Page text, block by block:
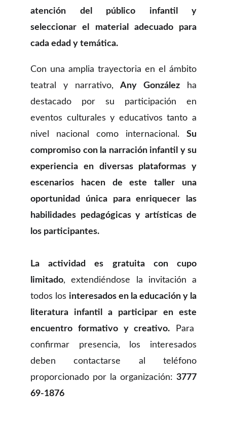
atención del público infantil y
seleccionar el material adecuado para
cada edad y temática.
Con una amplia trayectoria en el ámbito
teatral y narrativo,Any González ha
destacado por su participación en
eventos culturales y educativos tanto a
nivel nacional como internacional. Su
compromiso con la narración infantil y su
experiencia en diversas plataformas y
escenarios hacen de este taller una
oportunidad única para enriquecer las
habilidades pedagógicas y artísticas de
los participantes.
La actividad es gratuita con cupo
limitado, extendiéndose la invitación a
todos los interesados en la educación y la
literatura infantil a participar en este
encuentro formativo y creativo. Para
confirmar presencia, los interesados
deben contactarse al teléfono
proporcionado por la organización: 3777
69-1876